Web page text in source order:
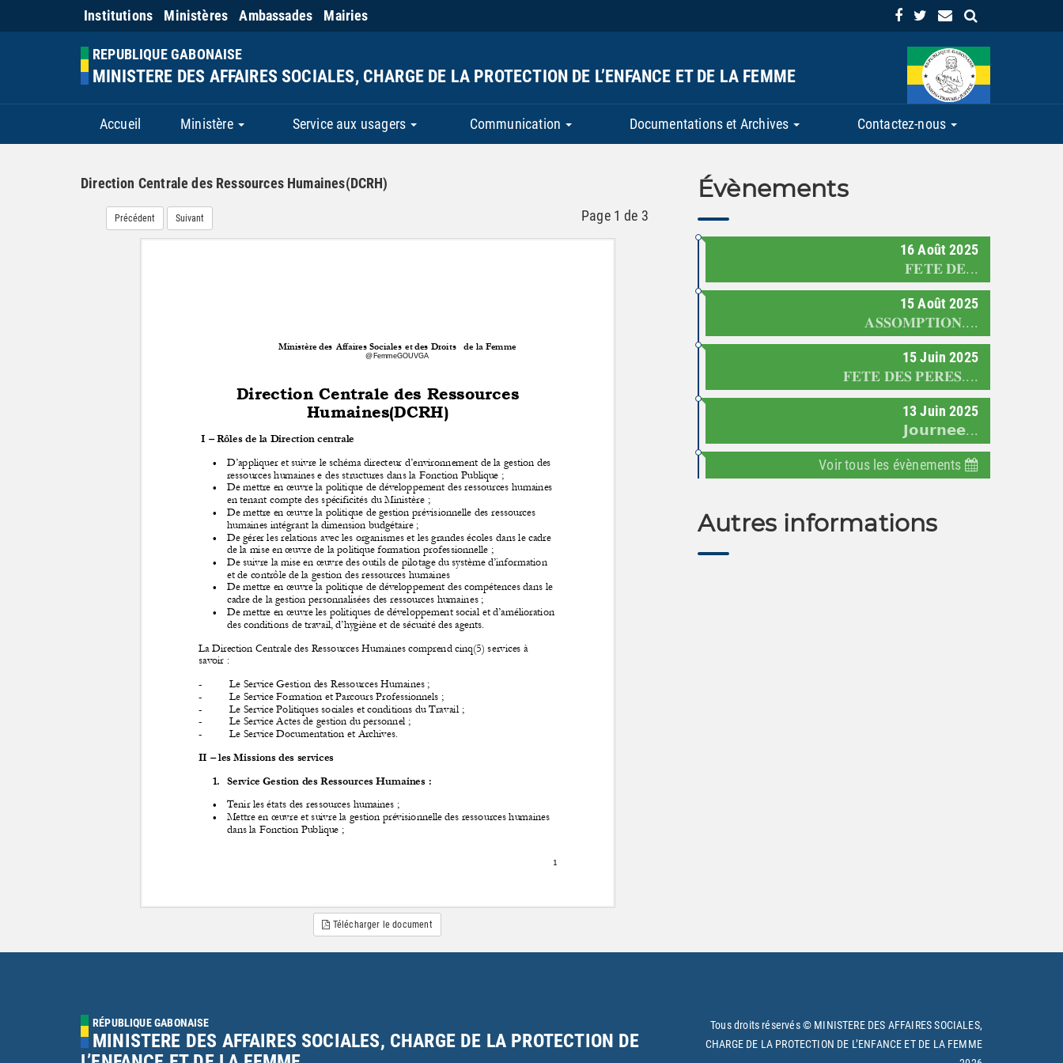
Institutions Ministères Ambassades Mairies
REPUBLIQUE GABONAISE
MINISTERE DES AFFAIRES SOCIALES, CHARGE DE LA PROTECTION DE L’ENFANCE ET DE LA FEMME
Accueil Ministère Service aux usagers Communication Documentations et Archives Contactez-nous
Direction Centrale des Ressources Humaines(DCRH)
Précédent Suivant Page 1 de 3
Télécharger le document
Évènements
16 Août 2025
𝐅𝐄𝐓𝐄 𝐃𝐄...
15 Août 2025
𝐀𝐒𝐒𝐎𝐌𝐏𝐓𝐈𝐎𝐍....
15 Juin 2025
𝐅𝐄𝐓𝐄 𝐃𝐄𝐒 𝐏𝐄𝐑𝐄𝐒....
13 Juin 2025
𝗝𝗼𝘂𝗿𝗻𝗲𝗲...
Voir tous les évènements
Autres informations
RÉPUBLIQUE GABONAISE
MINISTERE DES AFFAIRES SOCIALES, CHARGE DE LA PROTECTION DE
Tous droits réservés © MINISTERE DES AFFAIRES SOCIALES,
CHARGE DE LA PROTECTION DE L’ENFANCE ET DE LA FEMME